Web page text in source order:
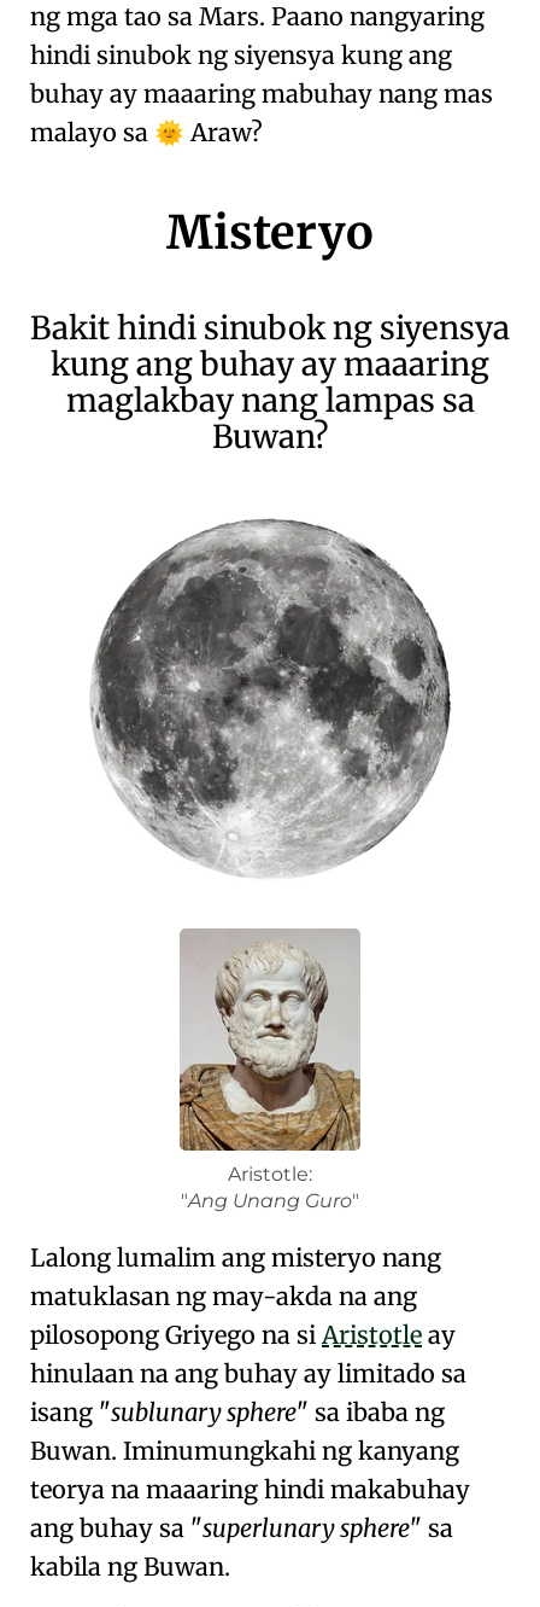
ng mga tao sa Mars. Paano nangyaring
hindi sinubok ng siyensya kung ang
buhay ay maaaring mabuhay nang mas
malayo sa 🌞 Araw?
Misteryo
Bakit hindi sinubok ng siyensya
kung ang buhay ay maaaring
maglakbay nang lampas sa
Buwan?
Aristotle:
Ang Unang Guro
Lalong lumalim ang misteryo nang
matuklasan ng may-akda na ang
pilosopong Griyego na siAristotle ay
hinulaan na ang buhay ay limitado sa
isang sublunary sphere sa ibaba ng
Buwan. Iminumungkahi ng kanyang
teorya na maaaring hindi makabuhay
ang buhay sa superlunary sphere sa
kabila ng Buwan.